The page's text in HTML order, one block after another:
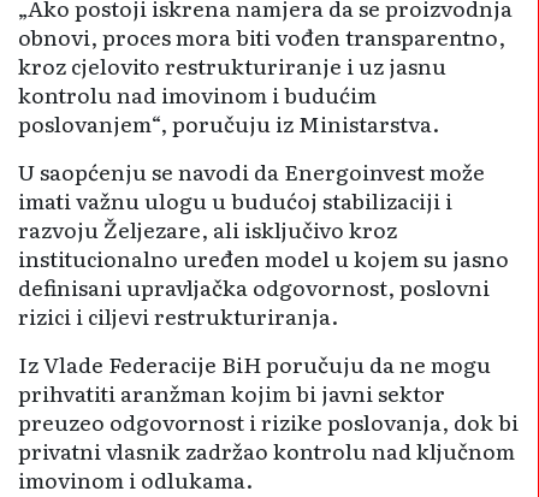
„Ako postoji iskrena namjera da se proizvodnja
obnovi, proces mora biti vođen transparentno,
kroz cjelovito restrukturiranje i uz jasnu
kontrolu nad imovinom i budućim
poslovanjem“, poručuju iz Ministarstva.
U saopćenju se navodi da Energoinvest može
imati važnu ulogu u budućoj stabilizaciji i
razvoju Željezare, ali isključivo kroz
institucionalno uređen model u kojem su jasno
definisani upravljačka odgovornost, poslovni
rizici i ciljevi restrukturiranja.
Iz Vlade Federacije BiH poručuju da ne mogu
prihvatiti aranžman kojim bi javni sektor
preuzeo odgovornost i rizike poslovanja, dok bi
privatni vlasnik zadržao kontrolu nad ključnom
imovinom i odlukama.